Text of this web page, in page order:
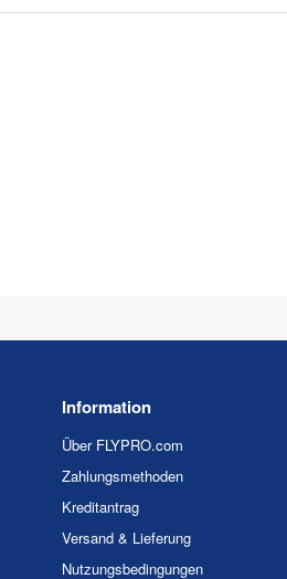
Information
Über FLYPRO.com
Zahlungsmethoden
Kreditantrag
Versand & Lieferung
Nutzungsbedingungen